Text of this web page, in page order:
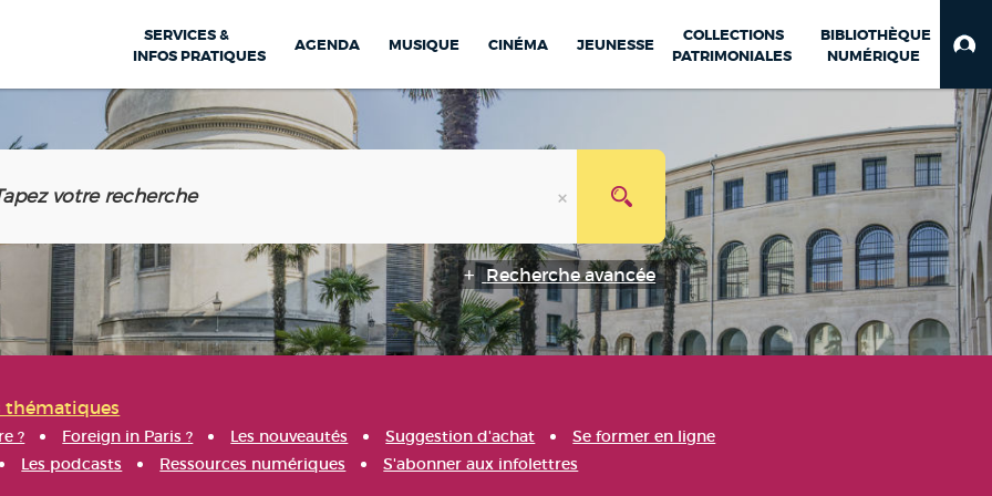
SERVICES &
INFOS PRATIQUES
AGENDA MUSIQUE CINÉMA JEUNESSE
COLLECTIONS
PATRIMONIALES
BIBLIOTHÈQUE
NUMÉRIQUE
Recherche avancée
thématiques
? Foreign in Paris ? Les nouveautés Suggestion d'achat
Se former en ligne
Les podcasts Ressources numériques S'abonner aux infolettres